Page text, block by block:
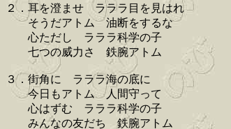
２．耳を澄ませ ラララ目を見はれ
そうだアトム 油断をするな
心ただし ラララ科学の子
七つの威力さ 鉄腕アトム
３．街角に ラララ海の底に
今日もアトム 人間守って
心はずむ ラララ科学の子
みんなの友だち 鉄腕アトム